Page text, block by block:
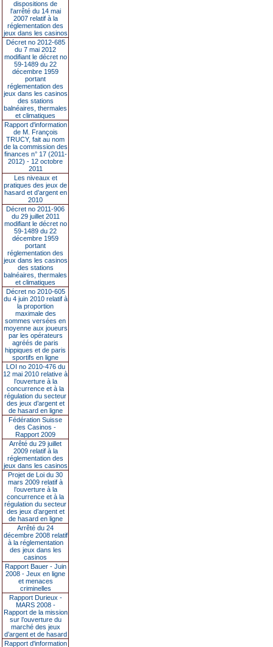
dispositions de
l'arrêté du 14 mai
2007 relatif à la
réglementation des
jeux dans les casinos
Décret no 2012-685
du 7 mai 2012
modifiant le décret no
59-1489 du 22
décembre 1959
portant
réglementation des
jeux dans les casinos
des stations
balnéaires, thermales
et climatiques
Rapport d'information
de M. François
TRUCY, fait au nom
de la commission des
finances n° 17 (2011-
2012) - 12 octobre
2011
Les niveaux et
pratiques des jeux de
hasard et d’argent en
2010
Décret no 2011-906
du 29 juillet 2011
modifiant le décret no
59-1489 du 22
décembre 1959
portant
réglementation des
jeux dans les casinos
des stations
balnéaires, thermales
et climatiques
Décret no 2010-605
du 4 juin 2010 relatif à
la proportion
maximale des
sommes versées en
moyenne aux joueurs
par les opérateurs
agréés de paris
hippiques et de paris
sportifs en ligne
LOI no 2010-476 du
12 mai 2010 relative à
l’ouverture à la
concurrence et à la
régulation du secteur
des jeux d’argent et
de hasard en ligne
Fédération Suisse
des Casinos -
Rapport 2009
Arrêté du 29 juillet
2009 relatif à la
réglementation des
jeux dans les casinos
Projet de Loi du 30
mars 2009 relatif à
l’ouverture à la
concurrence et à la
régulation du secteur
des jeux d’argent et
de hasard en ligne
Arrêté du 24
décembre 2008 relatif
à la réglementation
des jeux dans les
casinos
Rapport Bauer - Juin
2008 - Jeux en ligne
et menaces
criminelles
Rapport Durieux -
MARS 2008 -
Rapport de la mission
sur l’ouverture du
marché des jeux
d’argent et de hasard
Rapport d'information